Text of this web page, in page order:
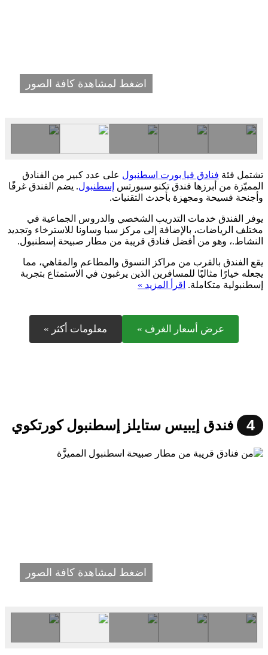
اضغط لمشاهدة كافة الصور
تشتمل فئة فنادق فيا بورت اسطنبول على عدد كبير من الفنادق
المميّزة من أبرزها فندق تكنو سبورتس إسطنبول. يضم الفندق غرفًا
وأجنحة فسيحة ومجهزة بأحدث التقنيات.
يوفر الفندق خدمات التدريب الشخصي والدروس الجماعية في
مختلف الرياضات، بالإضافة إلى مركز سبا وساونا للاسترخاء وتجديد
النشاط.، وهو من أفضل فنادق قريبة من مطار صبيحة إسطنبول.
يقع الفندق بالقرب من مراكز التسوق والمطاعم والمقاهي، مما
يجعله خيارًا مثاليًا للمسافرين الذين يرغبون في الاستمتاع بتجربة
إسطنبولية متكاملة. اقرأ المزيد »
عرض أسعار الغرف » معلومات أكثر »
4 فندق إيبيس ستايلز إسطنبول كورتكوي
اضغط لمشاهدة كافة الصور